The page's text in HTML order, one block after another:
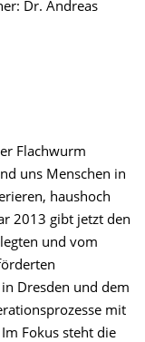
Dr. Andreas
Flachwurm
uns Menschen in
haushoch
2013 gibt jetzt den
und vom
Dresden und dem
mit
Fokus steht die